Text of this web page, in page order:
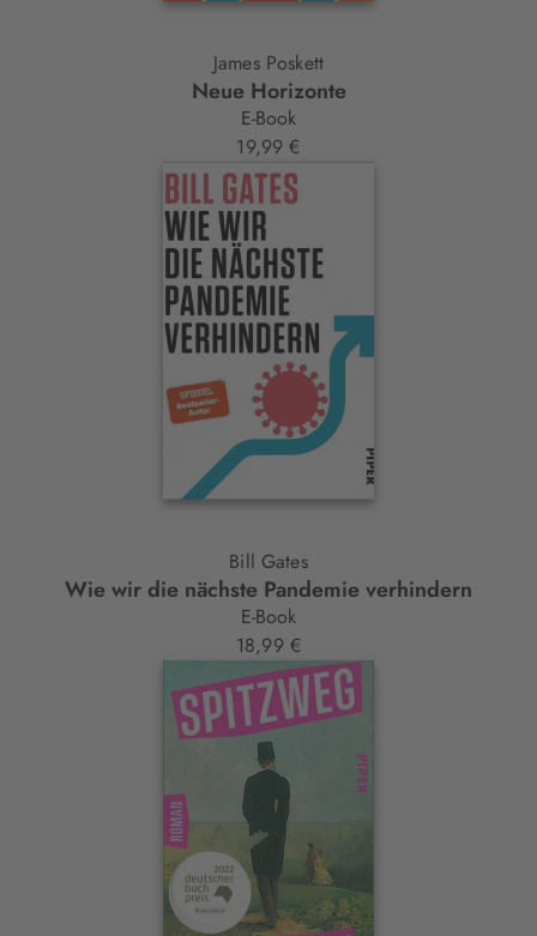
James Poskett
Neue Horizonte
E-Book
19,99 €
Bill Gates
Wie wir die nächste Pandemie verhindern
E-Book
18,99 €